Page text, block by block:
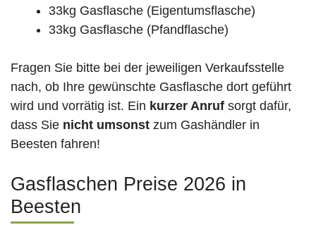
33kg Gasflasche (Eigentumsflasche)
33kg Gasflasche (Pfandflasche)
Fragen Sie bitte bei der jeweiligen Verkaufsstelle
nach, ob Ihre gewünschte Gasflasche dort geführt
wird und vorrätig ist. Ein kurzer Anruf sorgt dafür,
dass Sie nicht umsonst zum Gashändler in
Beesten fahren!
Gasflaschen Preise 2026 in
Beesten